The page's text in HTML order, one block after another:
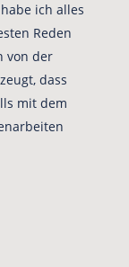
ich alles
Reden
von der
dass
mit dem